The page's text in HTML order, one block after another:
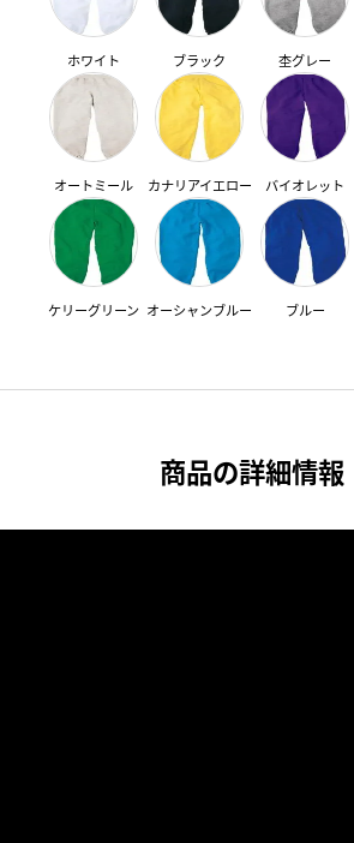
ホワイト ブラック 杢グレー
オートミール カナリアイエロー バイオレット
ケリーグリーン オーシャンブルー ブルー
商品の詳細情報